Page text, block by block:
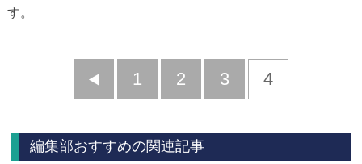
す。
前
1 2 3 4
編集部おすすめの関連記事